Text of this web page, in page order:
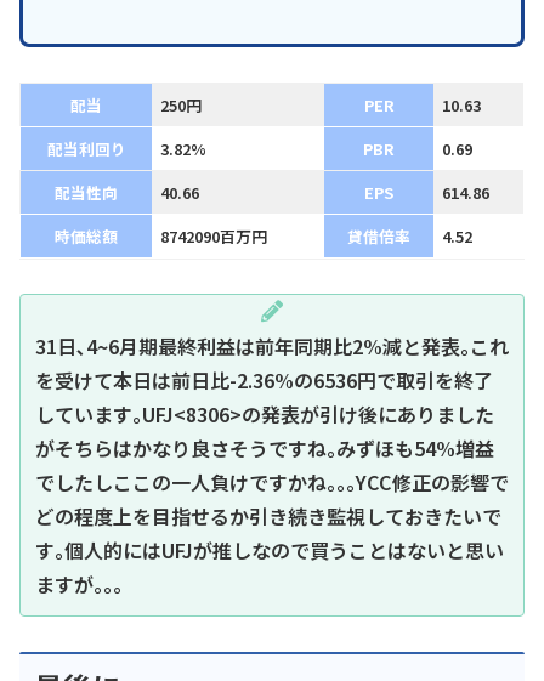
配当 250円 PER
10.63
配当利回り
3.82% PBR
0.69
配当性向
40.66 EPS
614.86
時価総額
8742090百万円 貸借倍率 4.52
31日､4~6月期最終利益は前年同期比2%減と発表｡これ
を受けて本日は前日比-2.36%の6536円で取引を終了
しています｡UFJ<8306>の発表が引け後にありました
がそちらはかなり良さそうですね｡みずほも54%増益
でしたしここの一人負けですかね｡｡｡YCC修正の影響で
どの程度上を目指せるか引き続き監視しておきたいで
す｡個人的にはUFJが推しなので買うことはないと思い
ますが｡｡｡